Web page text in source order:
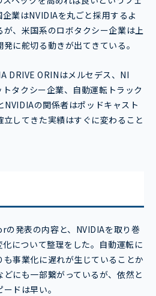
業はNVIDIAを丸ごと採用するよ
、米国系のロボタクシー企業は上
に舵切る動きが出てきている。
DRIVE ORINはメルセデス、NI
タクシー企業、自動運転トラック
の関係者はポッドキャスト
立してきた実績はすぐに変わること
の発表の内容と、NVIDIAを取り巻
について整理をした。自動運転に
事業化に遅れが生じていることか
にも一部繋がっているが、依然と
ドは早い。